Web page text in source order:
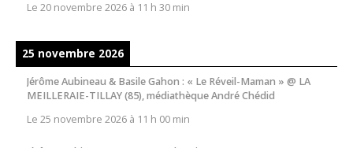
Le 20 novembre 2026 à 11 h 30 min
25 novembre 2026
Jérôme Aubineau & Basile Gahon : « Le Réveil-Maman » @ LA
MEILLERAIE-TILLAY (85), médiathèque André Chédid
Le 25 novembre 2026 à 11 h 00 min